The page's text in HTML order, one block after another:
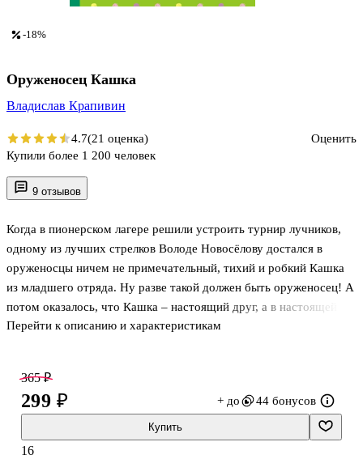
9 отзывов
Когда в пионерском лагере решили устроить турнир лучников,
одному из лучших стрелков Володе Новосёлову достался в
оруженосцы ничем не примечательный, тихий и робкий Кашка
из младшего отряда. Ну разве такой должен быть оруженосец! А
потом оказалось, что Кашка – настоящий друг, а в настоящей
дружбе возраст значения не имеет.
и тонко раскрывает мир детской души, рассказывает о том, как
зарождается и возникает великое и бескорыстное человеческое
Перейти к описанию и характеристикам
-18%
Оруженосец Кашка
Владислав Крапивин
4.7(21 оценка)
Оценить
Купили более 1 200 человек
365 ₽
299 ₽ + до 44 бонусов
Купить
16